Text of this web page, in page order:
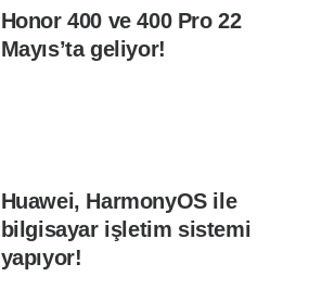
Honor 400 ve 400 Pro 22
Mayıs’ta geliyor!
Huawei, HarmonyOS ile
bilgisayar işletim sistemi
yapıyor!